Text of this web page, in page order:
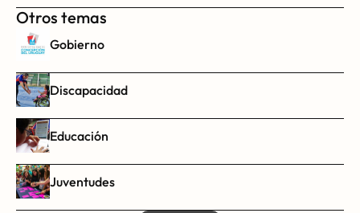
Otros temas
Gobierno
Discapacidad
Educación
Juventudes